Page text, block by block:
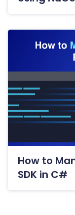
How to
SDK in C#